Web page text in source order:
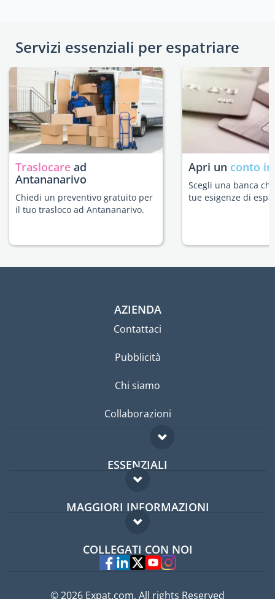
Servizi essenziali per espatriare
Traslocare ad
Antananarivo
Chiedi un preventivo gratuito per
il tuo trasloco ad Antananarivo.
Apri un conto
Scegli una banca
tue esigenze di
AZIENDA
Contattaci
Pubblicità
Chi siamo
Collaborazioni
ESSENZIALI
Forum per expat
Guida per expat
MAGGIORI INFORMAZIONI
Domande frequenti
Esperti
COLLEGATI CON NOI
© 2026 Expat.com, All rights Reserved